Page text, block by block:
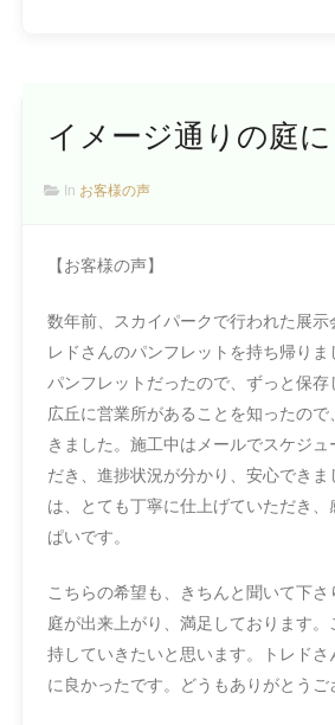
イメージ通りの庭に
In お客様の声
【お客様の声】
数年前、スカイパークで行われた展示
レドさんのパンフレットを持ち帰り
パンフレットだったので、ずっと保存
広丘に営業所があることを知ったの
きました。施工中はメールでスケジュ
だき、進捗状況が分かり、安心できま
は、とても丁寧に仕上げていただき、
ぱいです。
こちらの希望も、きちんと聞いて下
庭が出来上がり、満足しております
持していきたいと思います。トレドさ
に良かったです。どうもありがとうご